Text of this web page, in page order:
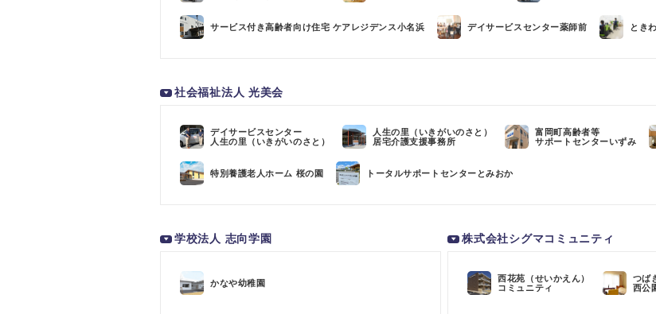
サービス付き高齢者向け住宅 ケアレジデンス小名浜 デイサービスセンター薬師前 とき
社会福祉法人 光美会
デイサービスセンター
人生の里（いきがいのさと）
人生の里（いきがいのさと）
居宅介護支援事務所
富岡町高齢者等
サポートセンターいずみ
特別養護老人ホーム 桜の園 トータルサポートセンターとみおか
学校法人 志向学園
かなや幼稚園
株式会社シグマコミュニティ
西花苑（せいかえん）
コミュニティ
つば
西公